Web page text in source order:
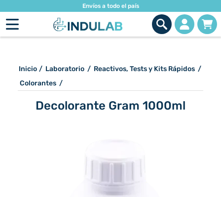
Envíos a todo el país
Inicio / Laboratorio / Reactivos, Tests y Kits Rápidos /
Colorantes /
Decolorante Gram 1000ml